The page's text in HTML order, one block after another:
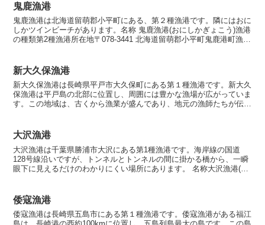
鬼鹿漁港
鬼鹿漁港は北海道留萌郡小平町にある、第２種漁港です。隣にはおに
しかツインビーチがあります。名称 鬼鹿漁港(おにしかぎょこう)漁港
の種類第2種漁港所在地〒078-3441 北海道留萌郡小平町鬼鹿港町漁港
新大久保漁港
新大久保漁港は長崎県平戸市大久保町にある第１種漁港です。新大久
保漁港は平戸島の北部に位置し、周囲には豊かな漁場が広がっていま
す。この地域は、古くから漁業が盛んであり、地元の漁師たちが伝統
大沢漁港
大沢漁港は千葉県勝浦市大沢にある第1種漁港です。海岸線の国道
128号線沿いですが、トンネルとトンネルの間に掛かる橋から、一瞬
眼下に見えるだけのわかりにくい場所にあります。 名称大沢漁港(お
倭寇漁港
倭寇漁港は長崎県五島市にある第１種漁港です。倭寇漁港がある福江